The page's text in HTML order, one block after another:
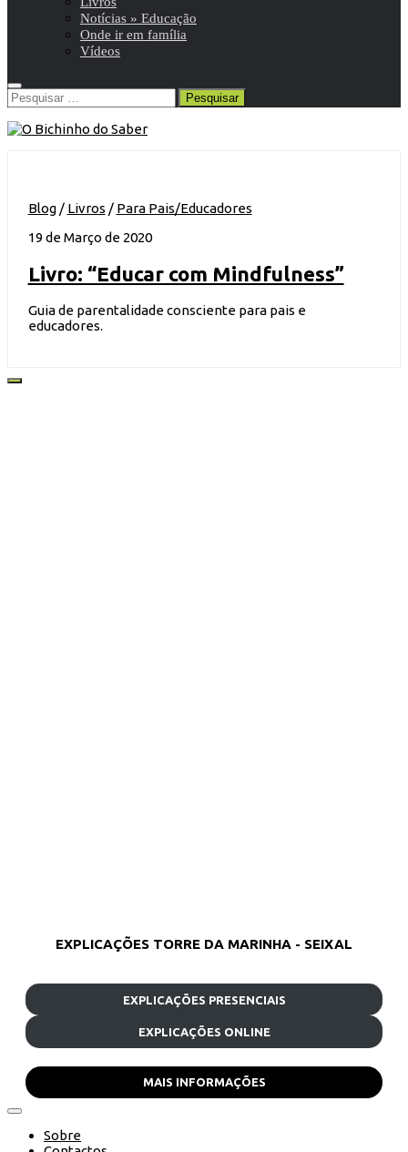
Notícias » Educação
Onde ir em família
Vídeos
Pesquisar
por:
Blog/ Livros / Para Pais/Educadores
19 de Março de 2020
Livro: “Educar com Mindfulness”
Guia de parentalidade consciente para pais e
educadores.
EXPLICAÇÕES TORRE DA MARINHA - SEIXAL
EXPLICAÇÕES PRESENCIAIS
EXPLICAÇÕES ONLINE
MAIS INFORMAÇÕES
Sobre